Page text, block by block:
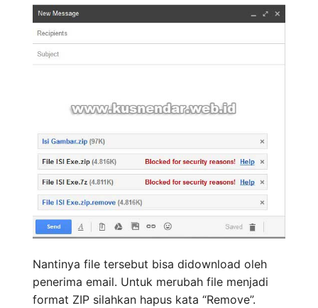
Nantinya file tersebut bisa didownload oleh
penerima email. Untuk merubah file menjadi
format ZIP silahkan hapus kata “Remove”.